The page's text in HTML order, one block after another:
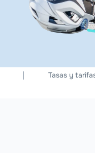
Tasas y